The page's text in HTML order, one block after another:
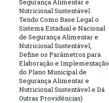
Nutricional Sustentável
Tendo Como Base Legal o
Sistema Estadual e Nacional
de Segurança Alimentar e
Nutricional Sustentável,
Define os Parâmetros para
Elaboração e Implementação
do Plano Municipal de
Segurança Alimentar e
Nutricional Sustentável e Dá
Outras Providências)